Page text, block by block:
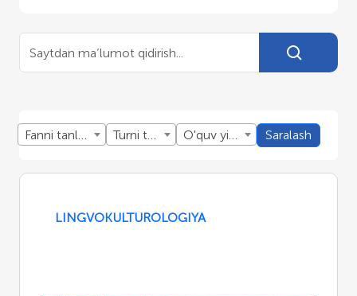
Fanni tanlang Turni tanlang O'quv yillini tanlang Saralash
LINGVOKULTUROLOGIYA